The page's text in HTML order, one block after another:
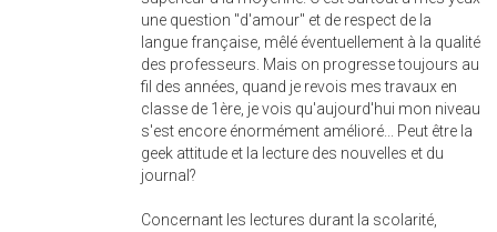
une question "d'amour" et de respect de la
langue française, mêlé éventuellement à la qualité
des professeurs. Mais on progresse toujours au
fil des années, quand je revois mes travaux en
classe de 1ère, je vois qu'aujourd'hui mon niveau
s'est encore énormément amélioré... Peut être la
geek attitude et la lecture des nouvelles et du
journal?
Concernant les lectures durant la scolarité,